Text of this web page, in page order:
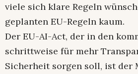
viele sich klare Regeln
geplanten EU-Regeln kaum.
Der EU-AI-Act, der in den
schrittweise für mehr
Sicherheit sorgen soll, ist der